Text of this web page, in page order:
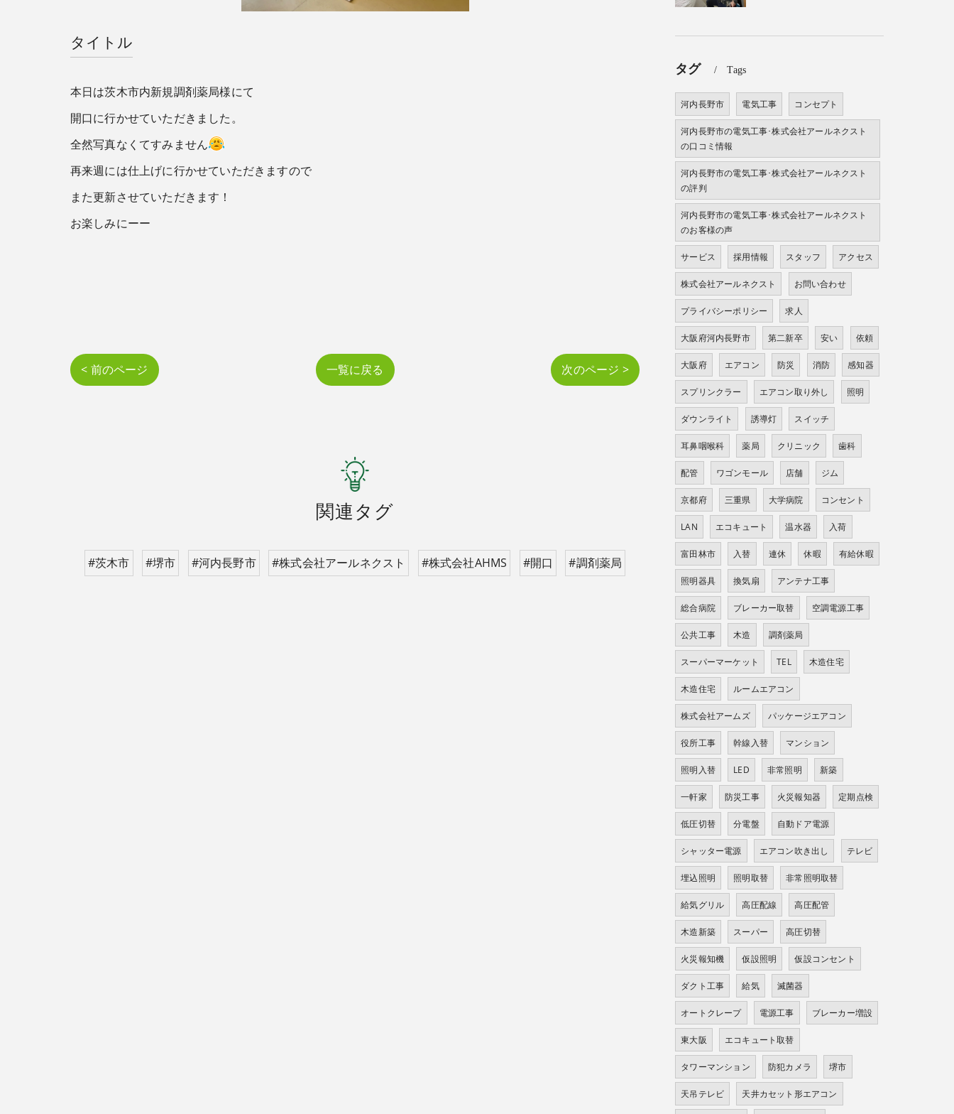
タイトル
本日は茨木市内新規調剤薬局様にて
開口に行かせていただきました。
全然写真なくてすみません
再来週には仕上げに行かせていただきますので
また更新させていただきます！
お楽しみにーー
< 前のページ 一覧に戻る 次のページ >
関連タグ
#茨木市 #堺市 #河内長野市 #株式会社アールネクスト #株式会社AHMS #開口 #調剤薬局
タグ Tags
河内長野市 電気工事 コンセプト
河内長野市の電気工事･株式会社アールネクスト
の口コミ情報
河内長野市の電気工事･株式会社アールネクスト
の評判
河内長野市の電気工事･株式会社アールネクスト
のお客様の声
サービス 採用情報 スタッフ アクセス
株式会社アールネクスト お問い合わせ
プライバシーポリシー 求人
大阪府河内長野市 第二新卒 安い 依頼
大阪府 エアコン 防災 消防 感知器
スプリンクラー エアコン取り外し 照明
ダウンライト 誘導灯 スイッチ
耳鼻咽喉科 薬局 クリニック 歯科
配管 ワゴンモール 店舗 ジム
京都府 三重県 大学病院 コンセント
LAN エコキュート 温水器 入荷
富田林市 入替 連休 休暇 有給休暇
照明器具 換気扇 アンテナ工事
総合病院 ブレーカー取替 空調電源工事
公共工事 木造 調剤薬局
スーパーマーケット TEL 木造住宅
木造住宅 ルームエアコン
株式会社アームズ パッケージエアコン
役所工事 幹線入替 マンション
照明入替 LED 非常照明 新築
一軒家 防災工事 火災報知器 定期点検
低圧切替 分電盤 自動ドア電源
シャッター電源 エアコン吹き出し テレビ
埋込照明 照明取替 非常照明取替
給気グリル 高圧配線 高圧配管
木造新築 スーパー 高圧切替
火災報知機 仮設照明 仮設コンセント
ダクト工事 給気 滅菌器
オートクレープ 電源工事 ブレーカー増設
東大阪 エコキュート取替
タワーマンション 防犯カメラ 堺市
天吊テレビ 天井カセット形エアコン